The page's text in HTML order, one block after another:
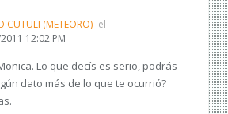
CUTULI (METEORO) el
12:02 PM
Lo que decís es serio, podrás
dato más de lo que te ocurrió?